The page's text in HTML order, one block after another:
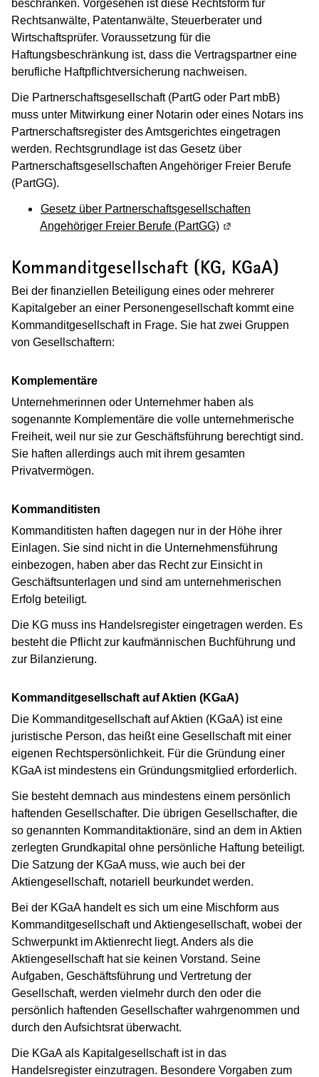
beschränken. Vorgesehen ist diese Rechtsform für
Rechtsanwälte, Patentanwälte, Steuerberater und
Wirtschaftsprüfer. Voraussetzung für die
Haftungsbeschränkung ist, dass die Vertragspartner eine
berufliche Haftpflichtversicherung nachweisen.
Die Partnerschaftsgesellschaft (PartG oder Part mbB)
muss unter Mitwirkung einer Notarin oder eines Notars ins
Partnerschaftsregister des Amtsgerichtes eingetragen
werden. Rechtsgrundlage ist das Gesetz über
Partnerschaftsgesellschaften Angehöriger Freier Berufe
(PartGG).
Gesetz über Partnerschaftsgesellschaften
Angehöriger Freier Berufe (PartGG) (Wird in einem
Kommanditgesellschaft (KG, KGaA)
Bei der finanziellen Beteiligung eines oder mehrerer
Kapitalgeber an einer Personengesellschaft kommt eine
Kommanditgesellschaft in Frage. Sie hat zwei Gruppen
von Gesellschaftern:
Komplementäre
Unternehmerinnen oder Unternehmer haben als
sogenannte Komplementäre die volle unternehmerische
Freiheit, weil nur sie zur Geschäftsführung berechtigt sind.
Sie haften allerdings auch mit ihrem gesamten
Privatvermögen.
Kommanditisten
Kommanditisten haften dagegen nur in der Höhe ihrer
Einlagen. Sie sind nicht in die Unternehmensführung
einbezogen, haben aber das Recht zur Einsicht in
Geschäftsunterlagen und sind am unternehmerischen
Erfolg beteiligt.
Die KG muss ins Handelsregister eingetragen werden. Es
besteht die Pflicht zur kaufmännischen Buchführung und
zur Bilanzierung.
Kommanditgesellschaft auf Aktien (KGaA)
Die Kommanditgesellschaft auf Aktien (KGaA) ist eine
juristische Person, das heißt eine Gesellschaft mit einer
eigenen Rechtspersönlichkeit. Für die Gründung einer
KGaA ist mindestens ein Gründungsmitglied erforderlich.
Sie besteht demnach aus mindestens einem persönlich
haftenden Gesellschafter. Die übrigen Gesellschafter, die
so genannten Kommanditaktionäre, sind an dem in Aktien
zerlegten Grundkapital ohne persönliche Haftung beteiligt.
Die Satzung der KGaA muss, wie auch bei der
Aktiengesellschaft, notariell beurkundet werden.
Bei der KGaA handelt es sich um eine Mischform aus
Kommanditgesellschaft und Aktiengesellschaft, wobei der
Schwerpunkt im Aktienrecht liegt. Anders als die
Aktiengesellschaft hat sie keinen Vorstand. Seine
Aufgaben, Geschäftsführung und Vertretung der
Gesellschaft, werden vielmehr durch den oder die
persönlich haftenden Gesellschafter wahrgenommen und
durch den Aufsichtsrat überwacht.
Die KGaA als Kapitalgesellschaft ist in das
Handelsregister einzutragen. Besondere Vorgaben zum